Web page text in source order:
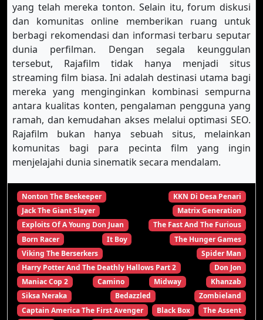
yang telah mereka tonton. Selain itu, forum diskusi
dan komunitas online memberikan ruang untuk
berbagi rekomendasi dan informasi terbaru seputar
dunia perfilman. Dengan segala keunggulan
tersebut, Rajafilm tidak hanya menjadi situs
streaming film biasa. Ini adalah destinasi utama bagi
mereka yang menginginkan kombinasi sempurna
antara kualitas konten, pengalaman pengguna yang
ramah, dan kemudahan akses melalui optimasi SEO.
Rajafilm bukan hanya sebuah situs, melainkan
komunitas bagi para pecinta film yang ingin
menjelajahi dunia sinematik secara mendalam.
Nonton The Beekeeper
KKN Di Desa Penari
Jack The Giant Slayer
Matrix Generation
Exploits Of A Young Don Juan
The Fast And The Furious
Born Racer
It Boy
The Hunger Games
Viking The Berserkers
Spider Man
Harry Potter And The Deathly Hallows Part 2
Don Jon
Maniac Cop 2
Camino Midway
Khanzab
Siksa Neraka
Bedazzled
Zombieland
Captain America The First Avenger
Black Box
The Assent